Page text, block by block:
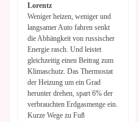
Lorentz
Weniger heizen, weniger und
langsamer Auto fahren senkt
die Abhängkeit von russischer
Energie rasch. Und leistet
gleichzeitig einen Beitrag zum
Klimaschutz. Das Thermostat
der Heizung um ein Grad
herunter drehen, spart 6% der
verbrauchten Erdgasmenge ein.
Kurze Wege zu Fuß